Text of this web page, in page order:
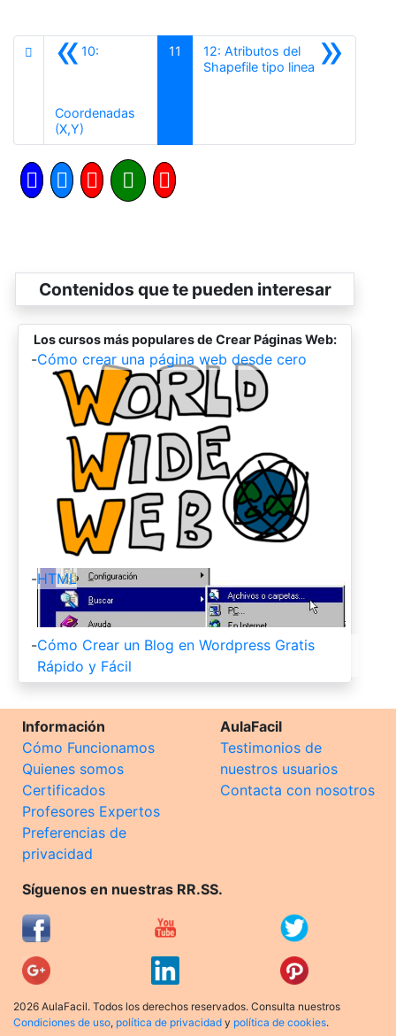
«10:
Coordenadas
(X,Y)
11 »
12: Atributos del
Shapefile tipo linea Siguiente
Contenidos que te pueden interesar
Los cursos más populares de Crear Páginas Web:
-Cómo crear una página web desde cero
-HTML
-Cómo Crear un Blog en Wordpress Gratis
Rápido y Fácil
Información
Cómo Funcionamos
Quienes somos
Certificados
Profesores Expertos
Preferencias de
privacidad
AulaFacil
Testimonios de
nuestros usuarios
Contacta con nosotros
Síguenos en nuestras RR.SS.
2026 AulaFacil. Todos los derechos reservados. Consulta nuestros
Condiciones de uso, política de privacidad y política de cookies.